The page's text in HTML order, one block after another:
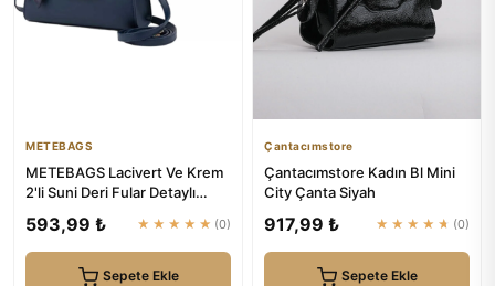
METEBAGS
METEBAGS Lacivert Ve Krem
2'li Suni Deri Fular Detaylı
593,99 ₺ ★★★★★ (0)
Sepete Ekle
Çantacımstore
Çantacımstore Kadın Bl Mini
City Çanta Siyah
917,99 ₺ ★★★★★ (0)
Sepete Ekle